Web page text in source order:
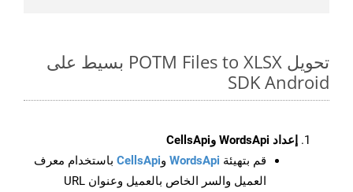
تحويل POTM Files to XLSX بسيط على
SDK Android
إعداد WordsApi وCellsApi
قم بتهيئة WordsApi وCellsApi باستخدام معرف
العميل والسر الخاص بالعميل وعنوان URL